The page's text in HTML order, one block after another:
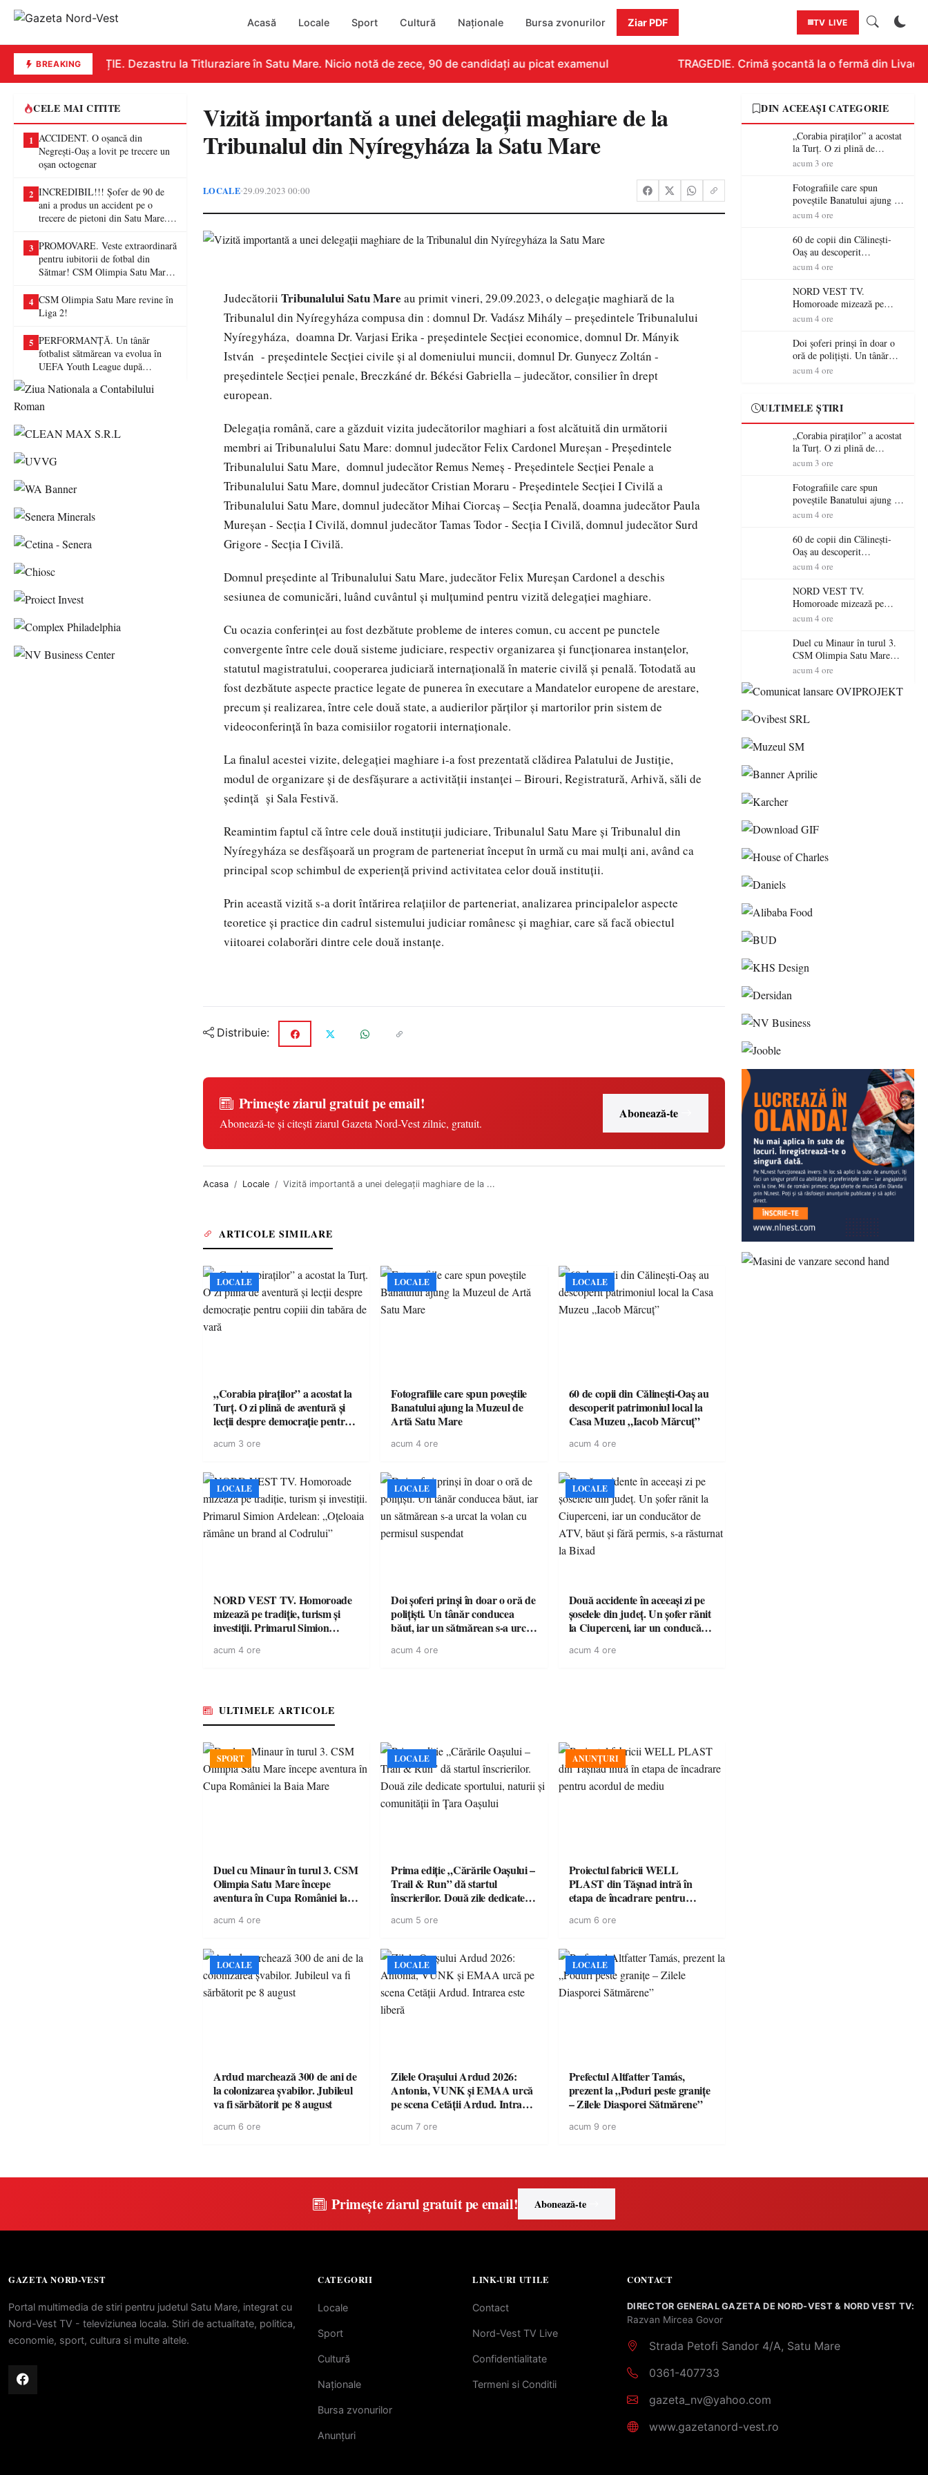
Acasă Locale Sport Cultură Naționale Bursa zvonurilor Ziar PDF TV LIVE
BREAKING
EDUCAȚIE. Dezastru la Titluraziare în Satu Mare. Nicio notă de zece, 90 de candidați au picat examenul TRAGEDIE. Crimă șocantă la o fermă din
CELE MAI CITITE
1 ACCIDENT. O oșancă din
Negrești-Oaș a lovit pe trecere un
oșan octogenar
2 INCREDIBIL!!! Șofer de 90 de
ani a produs un accident pe o
trecere de pietoni din Satu Mare. O
3 PROMOVARE. Veste extraordinară
pentru iubitorii de fotbal din
Sătmar! CSM Olimpia Satu Mare
4 CSM Olimpia Satu Mare revine în
Liga 2!
5 PERFORMANȚĂ. Un tânăr
fotbalist sătmărean va evolua în
UEFA Youth League după
Vizită importantă a unei delegații maghiare de la
Tribunalul din Nyíregyháza la Satu Mare
LOCALE•29.09.2023 00:00
Judecătorii Tribunalului Satu Mare au primit vineri, 29.09.2023, o delegaţie maghiară de la
Tribunalul din Nyíregyháza compusa din : domnul Dr. Vadász Mihály – preşedintele Tribunalului
Nyíregyháza, doamna Dr. Varjasi Erika - preşedintele Secţiei economice, domnul Dr. Mányik
István - preşedintele Secţiei civile şi al domeniului muncii, domnul Dr. Gunyecz Zoltán -
preşedintele Secţiei penale, Breczkáné dr. Békési Gabriella – judecător, consilier în drept
european.
Delegaţia română, care a găzduit vizita judecătorilor maghiari a fost alcătuită din următorii
membri ai Tribunalului Satu Mare: domnul judecător Felix Cardonel Mureşan - Preşedintele
Tribunalului Satu Mare, domnul judecător Remus Nemeş - Preşedintele Secţiei Penale a
Tribunalului Satu Mare, domnul judecător Cristian Moraru - Preşedintele Secţiei I Civilă a
Tribunalului Satu Mare, domnul judecător Mihai Ciorcaş – Secţia Penală, doamna judecător Paula
Mureşan - Secţia I Civilă, domnul judecător Tamas Todor - Secţia I Civilă, domnul judecător Surd
Grigore - Secţia I Civilă.
Domnul preşedinte al Tribunalului Satu Mare, judecător Felix Mureşan Cardonel a deschis
sesiunea de comunicări, luând cuvântul şi mulţumind pentru vizită delegaţiei maghiare.
Cu ocazia conferinţei au fost dezbătute probleme de interes comun, cu accent pe punctele
convergente între cele două sisteme judiciare, respectiv organizarea şi funcţionarea instanţelor,
statutul magistratului, cooperarea judiciară internaţională în materie civilă şi penală. Totodată au
fost dezbătute aspecte practice legate de punerea în executare a Mandatelor europene de arestare,
precum şi realizarea, între cele două state, a audierilor părţilor şi martorilor prin sistem de
videoconferinţă în baza comisiilor rogatorii internaţionale.
La finalul acestei vizite, delegaţiei maghiare i-a fost prezentată clădirea Palatului de Justiţie,
modul de organizare şi de desfăşurare a activităţii instanţei – Birouri, Registratură, Arhivă, săli de
şedinţă şi Sala Festivă.
Reamintim faptul că între cele două instituţii judiciare, Tribunalul Satu Mare şi Tribunalul din
Nyíregyháza se desfăşoară un program de parteneriat început în urmă cu mai mulţi ani, având ca
principal scop schimbul de experienţă privind activitatea celor două instituţii.
Prin această vizită s-a dorit întărirea relaţiilor de parteneriat, analizarea principalelor aspecte
teoretice şi practice din cadrul sistemului judiciar românesc şi maghiar, care să facă obiectul
viitoarei colaborări dintre cele două instanţe.
Distribuie:
Primește ziarul gratuit pe email!
Abonează-te și citești ziarul Gazeta Nord-Vest zilnic, gratuit.
Abonează-te
Acasa Locale Vizită importantă a unei delegații maghiare de la ...
ARTICOLE SIMILARE
LOCALE
„Corabia piraților” a acostat la
Turț. O zi plină de aventură și
lecții despre democrație pentru
acum 3 ore
LOCALE
Fotografiile care spun poveștile
Banatului ajung la Muzeul de
Artă Satu Mare
acum 4 ore
LOCALE
60 de copii din Călinești-Oaș au
descoperit patrimoniul local la
Casa Muzeu „Iacob Mărcuț”
acum 4 ore
LOCALE
NORD VEST TV. Homoroade
mizează pe tradiție, turism și
investiții. Primarul Simion
brand al Codrului”
acum 4 ore
LOCALE
Doi șoferi prinși în doar o oră de
polițiști. Un tânăr conducea
băut, iar un sătmărean s-a urcat
acum 4 ore
LOCALE
Două accidente în aceeași zi pe
șoselele din județ. Un șofer rănit
la Ciuperceni, iar un conducător
răsturnat la Bixad
acum 4 ore
ULTIMELE ARTICOLE
SPORT
Duel cu Minaur în turul 3. CSM
Olimpia Satu Mare începe
aventura în Cupa României la
acum 4 ore
LOCALE
Prima ediție „Cărările Oașului –
Trail & Run” dă startul
înscrierilor. Două zile dedicate
în Țara Oașului
acum 5 ore
ANUNȚURI
Proiectul fabricii WELL
PLAST din Tășnad intră în
etapa de încadrare pentru
acum 6 ore
LOCALE
Ardud marchează 300 de ani de
la colonizarea șvabilor. Jubileul
va fi sărbătorit pe 8 august
acum 6 ore
LOCALE
Zilele Orașului Ardud 2026:
Antonia, VUNK și EMAA urcă
pe scena Cetății Ardud. Intrarea
acum 7 ore
LOCALE
Prefectul Altfatter Tamás,
prezent la „Poduri peste granițe
– Zilele Diasporei Sătmărene”
acum 9 ore
DIN ACEEAȘI CATEGORIE
„Corabia piraților” a acostat
la Turț. O zi plină de
aventură și lecții despre
tabăra de vară
acum 3 ore
Fotografiile care spun
poveștile Banatului ajung la
Muzeul de Artă Satu Mare
acum 4 ore
60 de copii din Călinești-
Oaș au descoperit
patrimoniul local la Casa
acum 4 ore
NORD VEST TV.
Homoroade mizează pe
tradiție, turism și investiții.
„Oțeloaia rămâne un brand
al Codrului”
acum 4 ore
Doi șoferi prinși în doar o
oră de polițiști. Un tânăr
conducea băut, iar un
acum 4 ore
ULTIMELE ȘTIRI
„Corabia piraților” a acostat
la Turț. O zi plină de
aventură și lecții despre
tabăra de vară
acum 3 ore
Fotografiile care spun
poveștile Banatului ajung la
Muzeul de Artă Satu Mare
acum 4 ore
60 de copii din Călinești-
Oaș au descoperit
patrimoniul local la Casa
acum 4 ore
NORD VEST TV.
Homoroade mizează pe
tradiție, turism și investiții.
„Oțeloaia rămâne un brand
al Codrului”
acum 4 ore
Duel cu Minaur în turul 3.
CSM Olimpia Satu Mare
începe aventura în Cupa
acum 4 ore
Primește ziarul gratuit pe email! Abonează-te
GAZETA NORD-VEST
Portal multimedia de stiri pentru judetul Satu Mare, integrat cu
Nord-Vest TV - televiziunea locala. Stiri de actualitate, politica,
economie, sport, cultura si multe altele.
CATEGORII
Locale
Sport
Cultură
Naționale
Bursa zvonurilor
Anunțuri
LINK-URI UTILE
Contact
Nord-Vest TV Live
Confidentialitate
Termeni si Conditii
CONTACT
DIRECTOR GENERAL GAZETA DE NORD-VEST & NORD VEST TV:
Razvan Mircea Govor
Strada Petofi Sandor 4/A, Satu Mare
0361-407733
gazeta_nv@yahoo.com
www.gazetanord-vest.ro